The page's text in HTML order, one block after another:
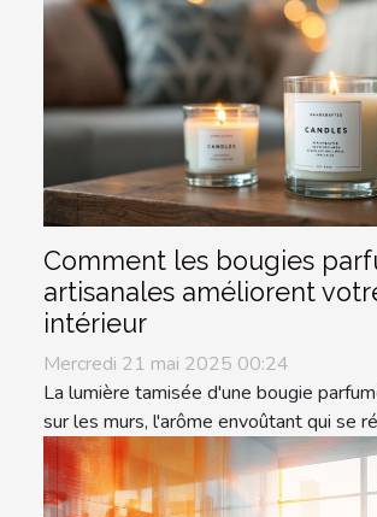
Comment les bougies
artisanales améliorent
intérieur
Mercredi 21 mai 2025 00:24
La lumière tamisée d'une bougie
sur les murs, l'arôme envoûtant qui se